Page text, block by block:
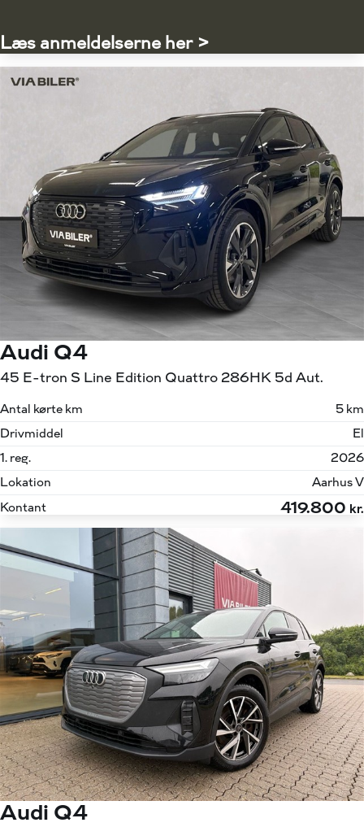
Læs anmeldelserne her >
Audi Q4
45 E-tron S Line Edition Quattro 286HK 5d Aut.
Antal kørte km
5 km
Drivmiddel
El
1. reg.
2026
Lokation
Aarhus V
Kontant
419.800 kr.
Audi Q4